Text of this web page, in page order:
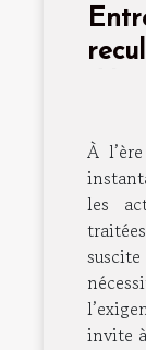
À
les
invite